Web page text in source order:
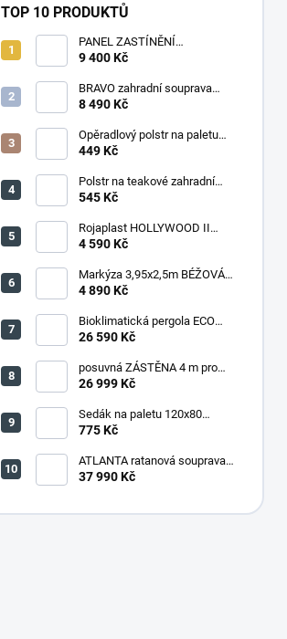
TOP 10 PRODUKTŮ
PANEL ZASTÍNĚNÍ
ANTRACIT, SKLÁPĚCÍ
pro bioklimatickou pergolu
9 400 Kč
BRAVO zahradní souprava
dřevěná - 160 cm
8 490 Kč
Opěradlový polstr na paletu
120x50 tmavě šedý melír
449 Kč
Polstr na teakové zahradní
křeslo vysoké - látka
545 Kč
Rojaplast HOLLYWOOD II
zahradní houpačka kovová -
4 590 Kč
Markýza 3,95x2,5m BÉŽOVÁ
(P4510)
4 890 Kč
Bioklimatická pergola ECO
4x3 m, ocel - volně stojící
26 590 Kč
posuvná ZÁSTĚNA 4 m pro
bioklimatickou pergolu -
26 999 Kč
Sedák na paletu 120x80
tmavě šedý melír
775 Kč
ATLANTA ratanová souprava
HNĚDÁ
37 990 Kč